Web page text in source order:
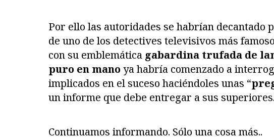
Por ello las autoridades se habrían decantado
de uno de los detectives televisivos más
con su emblemática gabardina trufada de
puro en mano ya habría comenzado a
implicados en el suceso haciéndoles unas “
un informe que debe entregar a sus superiores.
Continuamos informando. Sólo una cosa más..